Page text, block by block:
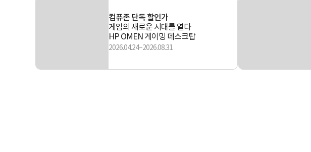
컴퓨존 단독 할인가
게임의 새로운 시대를 열다
HP OMEN 게이밍 데스크탑
2026.04.24~2026.08.31